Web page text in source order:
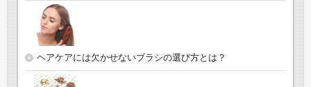
ヘアケアには欠かせないブラシの選び方とは？